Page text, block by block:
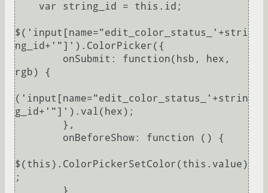
$('input[name="edit_color_status_'+stri
ng_id+'"]').ColorPicker({
rgb) {
('input[name="edit_color_status_'+strin
g_id+'"]').val(hex);
$(this).ColorPickerSetColor(this.value)
;